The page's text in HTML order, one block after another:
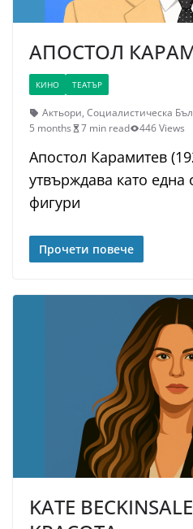
АПОСТОЛ
КИНО ТЕАТЪР
Актьори, Социалистическа
5 months
7 min read 446 Views
Апостол Карамитев
утвърждава като една
фигури
Прочети повече
KATE